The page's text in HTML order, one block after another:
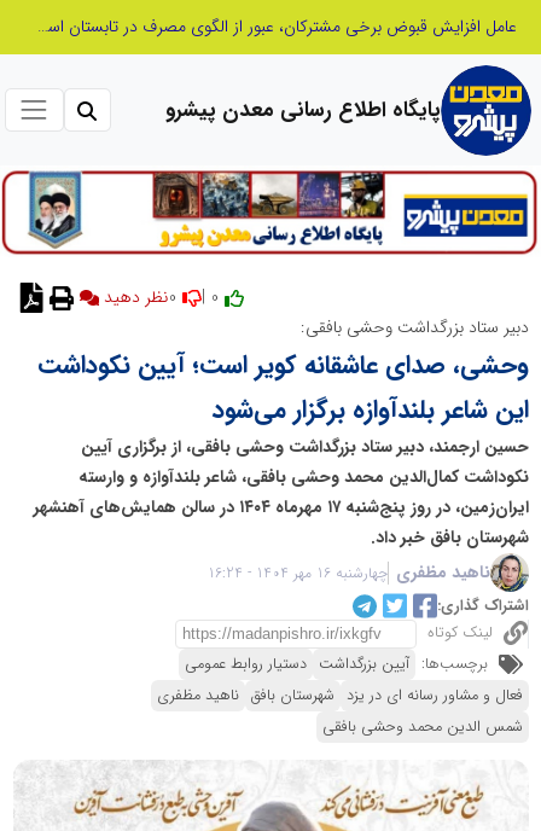
پنجمین مانور سراسری «صد شب، صد بازدید» به میزبانی منطقه برق چهاردانگه
پایگاه اطلاع رسانی معدن پیشرو
دبیر ستاد بزرگداشت وحشی بافقی:
وحشی، صدای عاشقانه کویر است؛ آیین نکوداشت
این شاعر بلندآوازه برگزار می‌شود
حسین ارجمند، دبیر ستاد بزرگداشت وحشی بافقی، از برگزاری آیین
نکوداشت کمال‌الدین محمد وحشی بافقی، شاعر بلندآوازه و وارسته
ایران‌زمین، در روز پنج‌شنبه ۱۷ مهرماه ۱۴۰۴ در سالن همایش‌های آهنشهر
شهرستان بافق خبر داد.
ناهید مظفری چهارشنبه 16 مهر 1404 - 16:24
اشتراک گذاری:
لینک کوتاه
برچسب‌ها: آیین بزرگداشت دستیار روابط عمومی
فعال و مشاور رسانه ای در یزد شهرستان بافق ناهید مظفری
شمس الدین محمد وحشی بافقی